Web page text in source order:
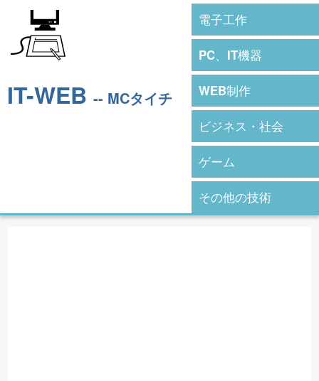
IT-WEB -- MCタイチ
電子工作
PC、IT機器
WEB制作
ビジネス・社会
ゲーム
その他の技術